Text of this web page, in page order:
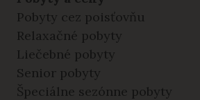
Pobyty cez poisťovňu
Relaxačné pobyty
Liečebné pobyty
Senior pobyty
Špeciálne sezónne pobyty